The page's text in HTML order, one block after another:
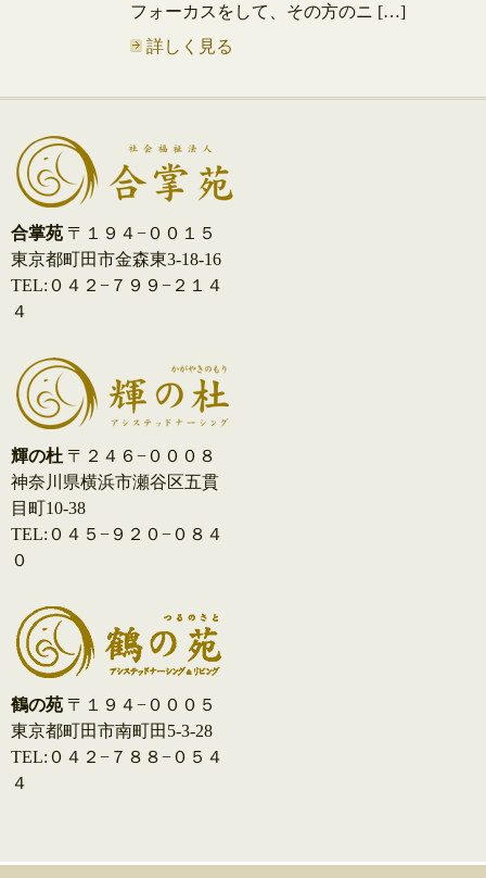
フォーカスをして、その方のニ […]
詳しく見る
合掌苑 〒１９４−００１５
東京都町田市金森東3-18-16
TEL:０４２−７９９−２１４
４
輝の杜 〒２４６−０００８
神奈川県横浜市瀬谷区五貫
目町10-38
TEL:０４５−９２０−０８４
０
鶴の苑 〒１９４−０００５
東京都町田市南町田5-3-28
TEL:０４２−７８８−０５４
４